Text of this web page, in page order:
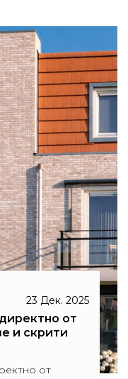
23 Дек. 2025
от
и скрити
от